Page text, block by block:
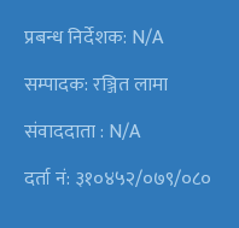
प्रबन्ध निर्देशक: N/A
सम्पादक: रञ्जित लामा
संवाददाता : N/A
दर्ता नं: ३१०४५२/०७९/०८०